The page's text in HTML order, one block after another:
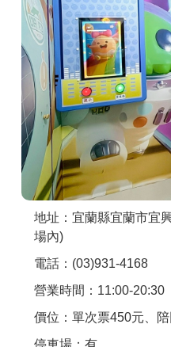
討論區
聯絡我們
APP下載
地址：宜蘭縣宜蘭市宜
場內)
電話：(03)931-4168
營業時間：11:00-20:30
價位：單次票450元、
停車場：有